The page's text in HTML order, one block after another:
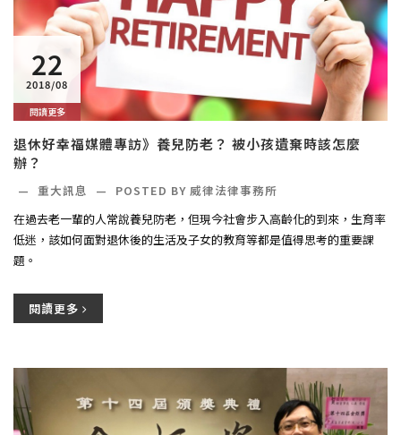
22
2018/08
閱讀更多
退休好幸福媒體專訪》養兒防老？ 被小孩遺棄時該怎麼
辦？
— 重大訊息 — POSTED BY 威律法律事務所
在過去老一輩的人常說養兒防老，但現今社會步入高齡化的到來，生育率
低迷，該如何面對退休後的生活及子女的教育等都是值得思考的重要課
題。
閱讀更多